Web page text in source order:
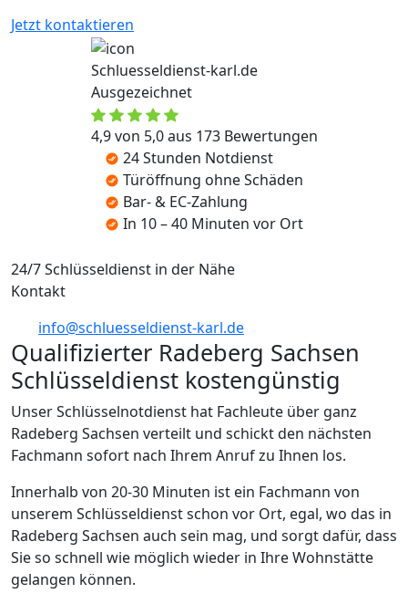
Jetzt kontaktieren
Schluesseldienst-karl.de
Ausgezeichnet
4,9 von 5,0 aus 173 Bewertungen
24 Stunden Notdienst
Türöffnung ohne Schäden
Bar- & EC-Zahlung
In 10 – 40 Minuten vor Ort
24/7 Schlüsseldienst in der Nähe
Kontakt
info@schluesseldienst-karl.de
Qualifizierter Radeberg Sachsen
Schlüsseldienst kostengünstig
Unser Schlüsselnotdienst hat Fachleute über ganz
Radeberg Sachsen verteilt und schickt den nächsten
Fachmann sofort nach Ihrem Anruf zu Ihnen los.
Innerhalb von 20-30 Minuten ist ein Fachmann von
unserem Schlüsseldienst schon vor Ort, egal, wo das in
Radeberg Sachsen auch sein mag, und sorgt dafür, dass
Sie so schnell wie möglich wieder in Ihre Wohnstätte
gelangen können.